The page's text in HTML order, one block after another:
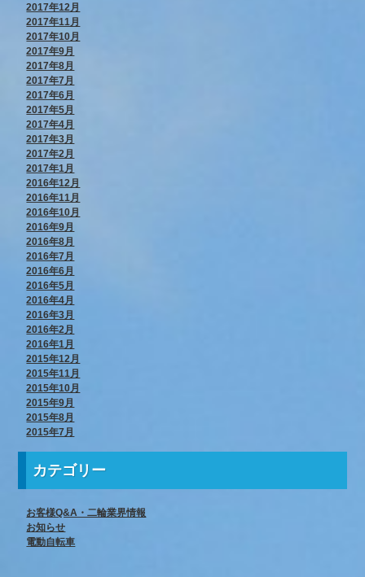
2017年12月
2017年11月
2017年10月
2017年9月
2017年8月
2017年7月
2017年6月
2017年5月
2017年4月
2017年3月
2017年2月
2017年1月
2016年12月
2016年11月
2016年10月
2016年9月
2016年8月
2016年7月
2016年6月
2016年5月
2016年4月
2016年3月
2016年2月
2016年1月
2015年12月
2015年11月
2015年10月
2015年9月
2015年8月
2015年7月
カテゴリー
お客様Q&A・二輪業界情報
お知らせ
電動自転車